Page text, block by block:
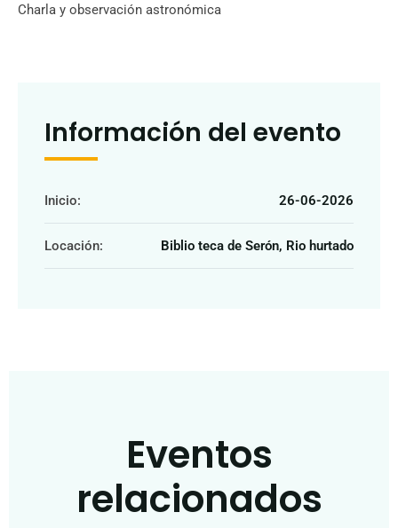
Charla y observación astronómica
Información del evento
Inicio: 26-06-2026
Locación: Biblio teca de Serón, Rio hurtado
Eventos
relacionados